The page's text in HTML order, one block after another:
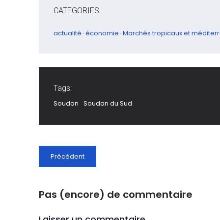
CATEGORIES:
actualité -économie -Marchés tropicaux et
Tags:
Soudan Soudan du Sud
Précédent
Pas (encore) de commentaire